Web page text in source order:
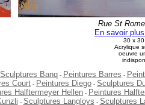
Rue St
En savoir
30 x 30
Acrylique
oeuvre
Sculptures Banq- Peintures Barres -
Court - Peintures Diego - Sculptures
Halftermeyer Hellen - Peintures
- Sculptures Langloys - Sculptures